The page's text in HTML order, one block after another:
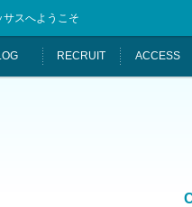
スへようこそ
RECRUIT ACCESS